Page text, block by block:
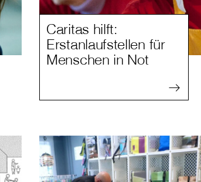
Caritas hilft:
Erstanlaufstellen für
Menschen in Not